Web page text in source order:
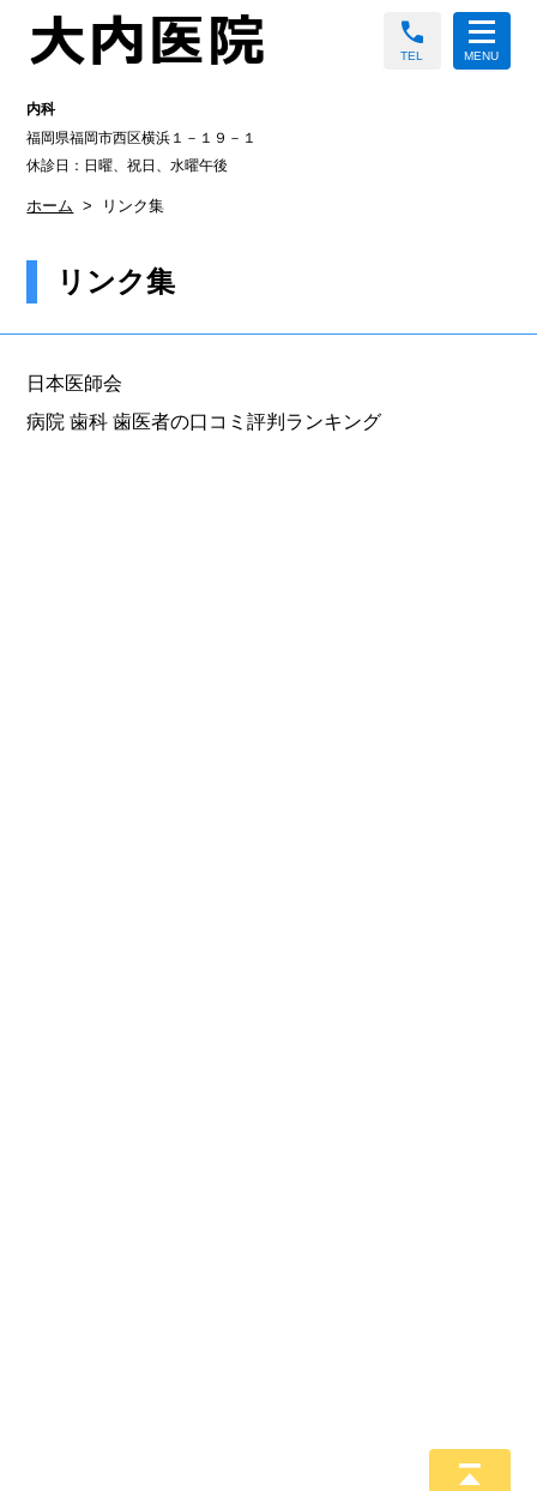
内科
call
TEL MENU
福岡県福岡市西区横浜１－１９－１
休診日：日曜、祝日、水曜午後
ホーム リンク集
リンク集
日本医師会
病院 歯科 歯医者の口コミ評判ランキング